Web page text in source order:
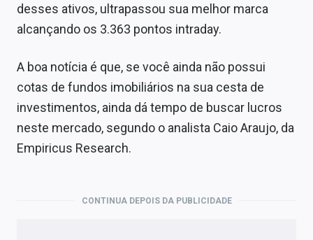
desses ativos, ultrapassou sua melhor marca
alcançando os 3.363 pontos intraday.
A boa notícia é que, se você ainda não possui
cotas de fundos imobiliários na sua cesta de
investimentos, ainda dá tempo de buscar lucros
neste mercado, segundo o analista Caio Araujo, da
Empiricus Research.
CONTINUA DEPOIS DA PUBLICIDADE